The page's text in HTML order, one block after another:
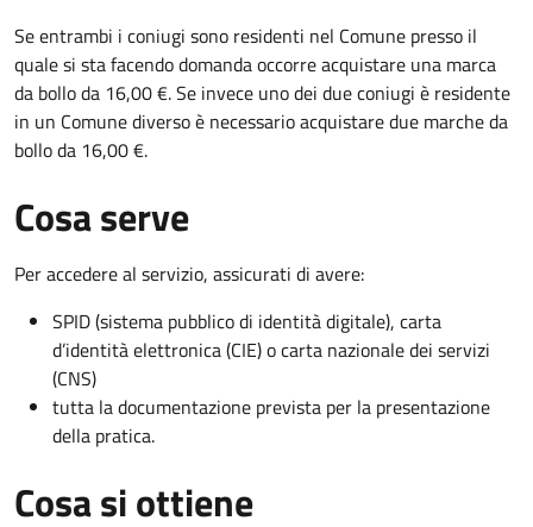
Se entrambi i coniugi sono residenti nel Comune presso il
quale si sta facendo domanda occorre acquistare una marca
da bollo da 16,00 €. Se invece uno dei due coniugi è residente
in un Comune diverso è necessario acquistare due marche da
bollo da 16,00 €.
Cosa serve
Per accedere al servizio, assicurati di avere:
SPID (sistema pubblico di identità digitale), carta
d’identità elettronica (CIE) o carta nazionale dei servizi
(CNS)
tutta la documentazione prevista per la presentazione
della pratica.
Cosa si ottiene